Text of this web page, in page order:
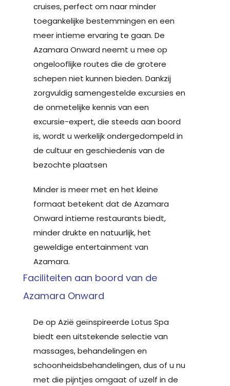
cruises, perfect om naar minder
toegankelijke bestemmingen en een
meer intieme ervaring te gaan. De
Azamara Onward neemt u mee op
ongelooflijke routes die de grotere
schepen niet kunnen bieden. Dankzij
zorgvuldig samengestelde excursies en
de onmetelijke kennis van een
excursie-expert, die steeds aan boord
is, wordt u werkelijk ondergedompeld in
de cultuur en geschiedenis van de
bezochte plaatsen
Minder is meer met en het kleine
formaat betekent dat de Azamara
Onward intieme restaurants biedt,
minder drukte en natuurlijk, het
geweldige entertainment van
Azamara.
Faciliteiten aan boord van de
Azamara Onward
De op Azië geïnspireerde Lotus Spa
biedt een uitstekende selectie van
massages, behandelingen en
schoonheidsbehandelingen, dus of u nu
met die pijntjes omgaat of uzelf in de